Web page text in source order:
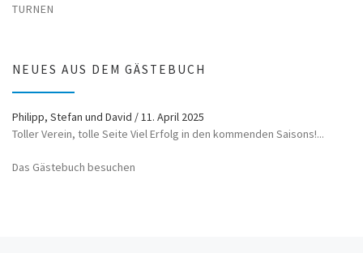
TURNEN
NEUES AUS DEM GÄSTEBUCH
Philipp, Stefan und David /11. April 2025
Toller Verein, tolle Seite Viel Erfolg in den kommenden Saisons!...
Das Gästebuch besuchen